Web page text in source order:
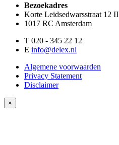
Bezoekadres
Korte Leidsedwarsstraat 12 II
1017 RC Amsterdam
T 020 - 345 22 12
E info@delex.nl
Algemene voorwaarden
Privacy Statement
Disclaimer
×